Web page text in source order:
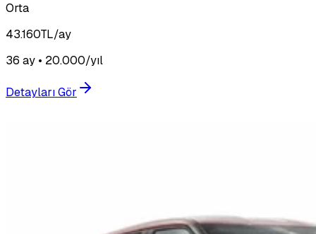
Orta
43.160TL/ay
36 ay • 20.000/yıl
Detayları Gör